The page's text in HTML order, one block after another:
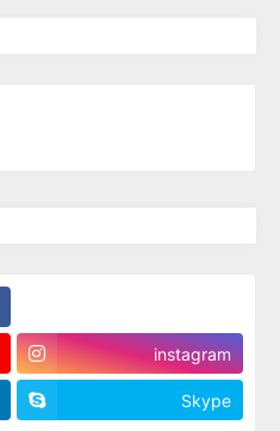
instagram
Skype